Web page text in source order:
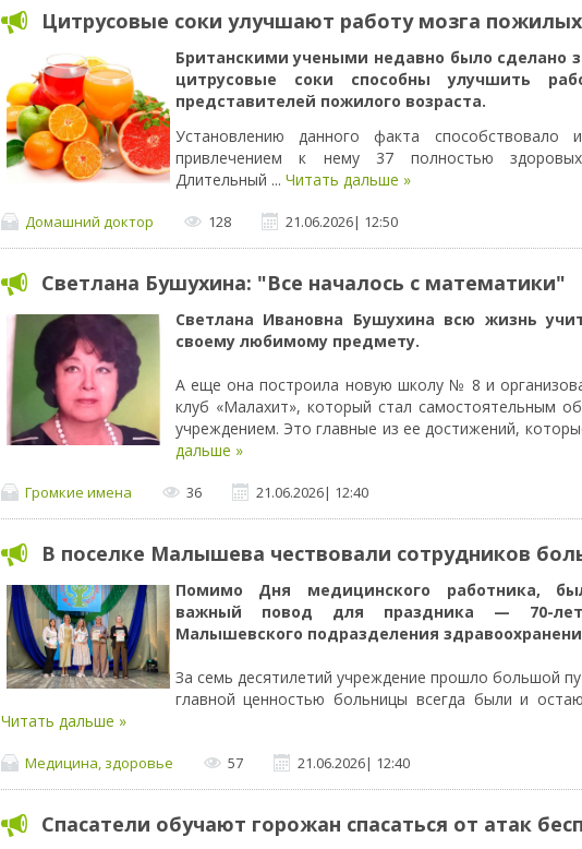
Цитрусовые соки улучшают работу мозга
Британскими учеными недавно было сделано
цитрусовые соки способны улучшить
представителей пожилого возраста.
Установлению данного факта способствовало
привлечением к нему 37 полностью здоровых
Длительный ... Читать дальше »
Домашний доктор 128 21.06.2026| 12:50
Светлана Бушухина: "Все началось с математики"
Светлана Ивановна Бушухина всю жизнь
своему любимому предмету.
А еще она построила новую школу № 8 и
клуб «Малахит», который стал самостоятельным
учреждением. Это главные из ее достижений,
дальше »
Громкие имена 36 21.06.2026| 12:40
В поселке Малышева чествовали сотрудников
Помимо Дня медицинского работника,
важный повод для праздника — 70-
Малышевского подразделения
За семь десятилетий учреждение прошло большой
главной ценностью больницы всегда были и
Читать дальше »
Медицина, здоровье 57 21.06.2026| 12:40
Спасатели обучают горожан спасаться от атак